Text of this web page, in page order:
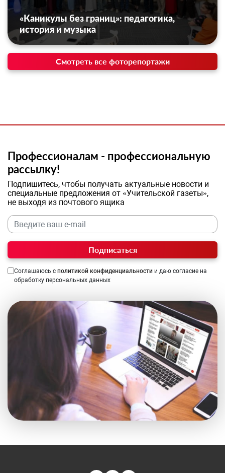
«Каникулы без границ»: педагогика,
история и музыка
Смотреть все фоторепортажи
Профессионалам - профессиональную
рассылку!
Подпишитесь, чтобы получать актуальные новости и
специальные предложения от «Учительской газеты»,
не выходя из почтового ящика
Подписаться
Соглашаюсь с политикой конфиденциальности и даю согласие на
обработку персональных данных